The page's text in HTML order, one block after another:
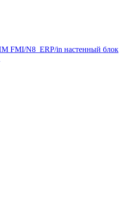
FMI/N8_ERP/in настенный блок